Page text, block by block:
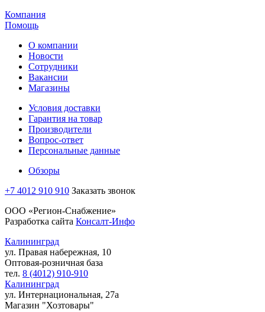
Компания
Помощь
О компании
Новости
Сотрудники
Вакансии
Магазины
Условия доставки
Гарантия на товар
Производители
Вопрос-ответ
Персональные данные
Обзоры
+7 4012 910 910 Заказать звонок
ООО «Регион-Снабжение»
Разработка сайта Консалт-Инфо
Калининград
ул. Правая набережная, 10
Оптовая-розничная база
тел. 8 (4012) 910-910
Калининград
ул. Интернациональная, 27а
Магазин "Хозтовары"